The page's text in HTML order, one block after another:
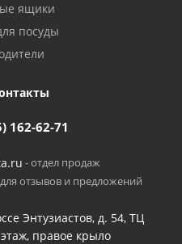
ящики
посуды
162-62-71
- отдел продаж
отзывов и предложений
Энтузиастов, д. 54, ТЦ
правое крыло